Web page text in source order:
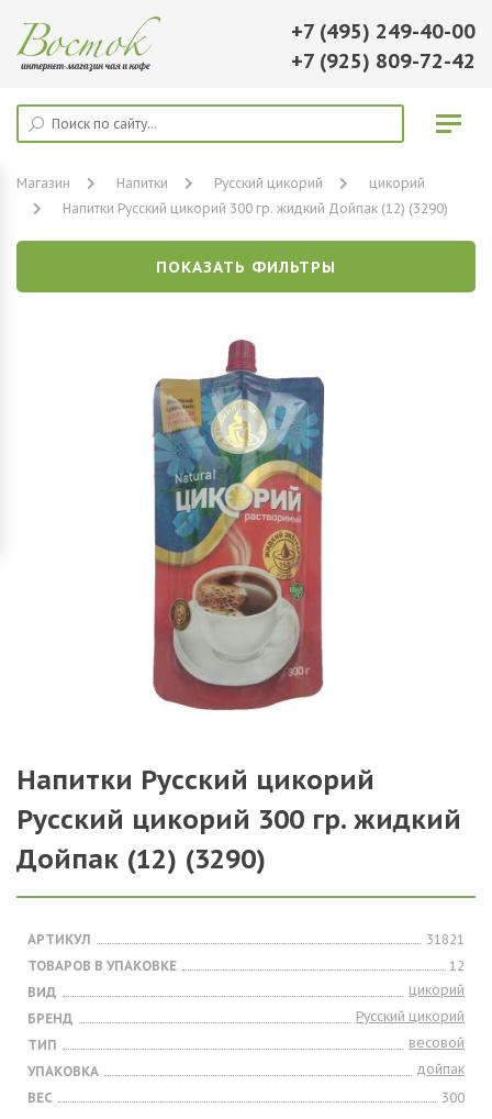
+7 (495) 249-40-00
+7 (925) 809-72-42
Магазин Напитки Русский цикорий
цикорий
Напитки Русский цикорий 300 гр. жидкий Дойпак (12) (3290)
ПОКАЗАТЬ ФИЛЬТРЫ
Напитки Русский цикорий
Русский цикорий 300 гр. жидкий
Дойпак (12) (3290)
АРТИКУЛ
31821
ТОВАРОВ В УПАКОВКЕ
12
ВИД
цикорий
БРЕНД
Русский цикорий
ТИП
весовой
УПАКОВКА
дойпак
ВЕС
300